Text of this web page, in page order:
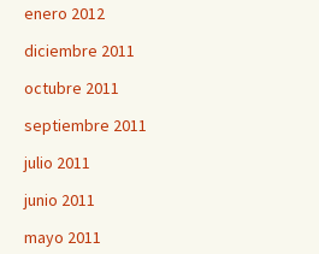
enero 2012
diciembre 2011
octubre 2011
septiembre 2011
julio 2011
junio 2011
mayo 2011